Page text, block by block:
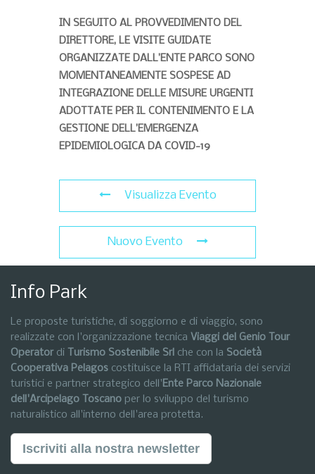
IN SEGUITO AL PROVVEDIMENTO DEL
DIRETTORE, LE VISITE GUIDATE
ORGANIZZATE DALL’ENTE PARCO SONO
MOMENTANEAMENTE SOSPESE AD
INTEGRAZIONE DELLE MISURE URGENTI
ADOTTATE PER IL CONTENIMENTO E LA
GESTIONE DELL’EMERGENZA
EPIDEMIOLOGICA DA COVID-19
Visualizza Evento
Nuovo Evento
Info Park
Le proposte turistiche, di soggiorno e di viaggio, sono
realizzate con l'organizzazione tecnica Viaggi del Genio Tour
Operatordi Turismo Sostenibile Srl che con la Società
Cooperativa Pelagos costituisce la RTI affidataria dei servizi
turistici e partner strategico dell'Ente Parco Nazionale
dell'Arcipelago Toscano per lo sviluppo del turismo
naturalistico all'interno dell'area protetta.
Iscriviti alla nostra newsletter